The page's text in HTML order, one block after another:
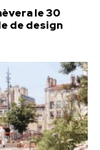
le 30
de design